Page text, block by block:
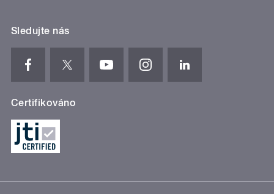
Sledujte nás
Certifikováno